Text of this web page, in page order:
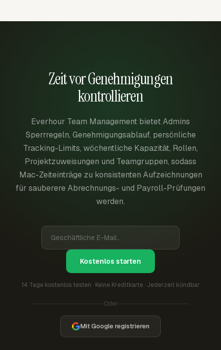
Zeit vor Genehmigungen
kontrollieren
Everhour Team Management bietet Admins
Sperrregeln, Genehmigungsablauf, persönliche
Tracking-Limits, wöchentliche Kapazität, Rollen,
Projektzuweisungen und Teamgruppen, sodass
Mac-Zeiteinträge zu konsistenten Aufzeichnungen
für sauberere Abrechnungs- und Payroll-Prüfungen
werden.
Kostenlos starten
14 Tage kostenlos testen · Keine Kreditkarte · Jederzeit kündbar
Oder
Mit Google registrieren